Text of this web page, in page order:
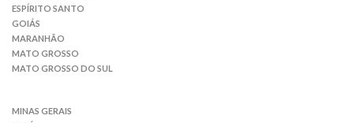
ESPÍRITO SANTO
GOIÁS
MARANHÃO
MATO GROSSO
MATO GROSSO DO SUL
MINAS GERAIS